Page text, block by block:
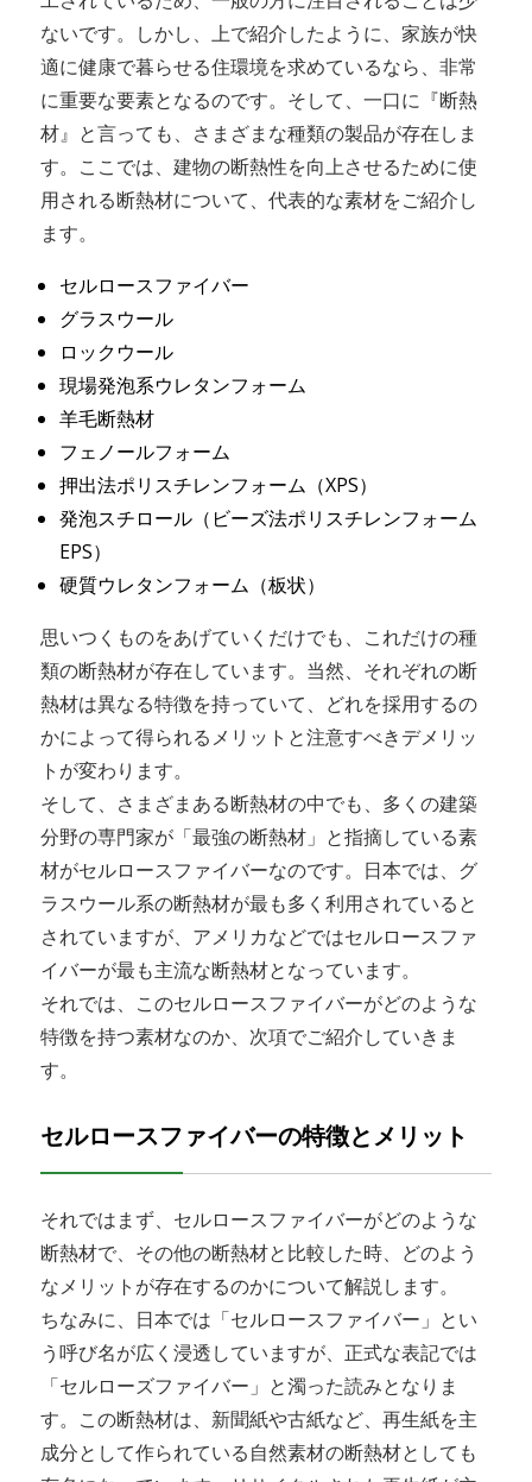
ないです。しかし、上で紹介したように、家族が快
適に健康で暮らせる住環境を求めているなら、非常
に重要な要素となるのです。そして、一口に『断熱
材』と言っても、さまざまな種類の製品が存在しま
す。ここでは、建物の断熱性を向上させるために使
用される断熱材について、代表的な素材をご紹介し
ます。
セルロースファイバー
グラスウール
ロックウール
現場発泡系ウレタンフォーム
羊毛断熱材
フェノールフォーム
押出法ポリスチレンフォーム（XPS）
発泡スチロール（ビーズ法ポリスチレンフォーム
EPS）
硬質ウレタンフォーム（板状）
思いつくものをあげていくだけでも、これだけの種
類の断熱材が存在しています。当然、それぞれの断
熱材は異なる特徴を持っていて、どれを採用するの
かによって得られるメリットと注意すべきデメリッ
トが変わります。
そして、さまざまある断熱材の中でも、多くの建築
分野の専門家が「最強の断熱材」と指摘している素
材がセルロースファイバーなのです。日本では、グ
ラスウール系の断熱材が最も多く利用されていると
されていますが、アメリカなどではセルロースファ
イバーが最も主流な断熱材となっています。
それでは、このセルロースファイバーがどのような
特徴を持つ素材なのか、次項でご紹介していきま
す。
セルロースファイバーの特徴とメリット
それではまず、セルロースファイバーがどのような
断熱材で、その他の断熱材と比較した時、どのよう
なメリットが存在するのかについて解説します。
ちなみに、日本では「セルロースファイバー」とい
う呼び名が広く浸透していますが、正式な表記では
「セルローズファイバー」と濁った読みとなりま
す。この断熱材は、新聞紙や古紙など、再生紙を主
成分として作られている自然素材の断熱材としても